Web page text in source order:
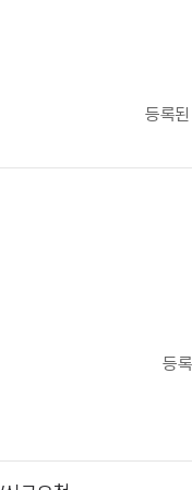
등록
등